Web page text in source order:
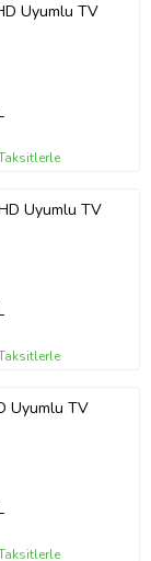
Uyumlu TV
Uyumlu TV
Uyumlu TV